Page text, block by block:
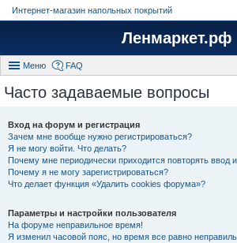
Интернет-магазин напольных покрытий
Ленмаркет.рф
Меню FAQ
Часто задаваемые вопросы
Вход на форум и регистрация
Зачем мне вообще нужно регистрироваться?
Я не могу войти. Что делать?
Почему мне периодически приходится повторять ввод
Почему я не могу зарегистрироваться?
Что делает функция «Удалить cookies форума»?
Параметры и настройки пользователя
На форуме неправильное время!
Я изменил часовой пояс, но время все равно